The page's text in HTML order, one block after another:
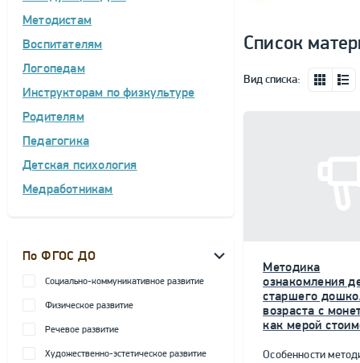
Методистам
Воспитателям
Логопедам
Инструкторам по физкультуре
Родителям
Педагогика
Детская психология
Медработникам
По ФГОС ДО
Социально-коммуникативное развитие
Физическое развитие
Речевое развитие
Художественно-эстетическое развитие
Список
Вид списка:
Методика
ознакомления
старшего
возраста с
как мерой
Особенности